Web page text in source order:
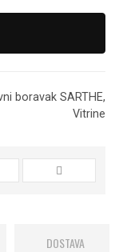
boravak SARTHE,
Vitrine
DOSTAVA